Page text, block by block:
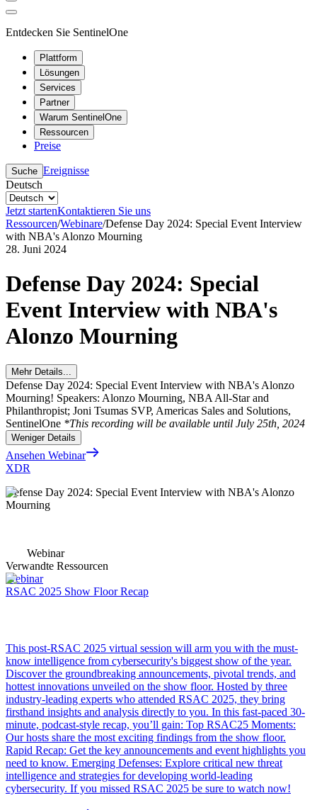
Entdecken Sie SentinelOne
Plattform
Lösungen
Services
Partner
Warum SentinelOne
Ressourcen
Preise
Suche Ereignisse
Deutsch
Jetzt startenKontaktieren Sie uns
Ressourcen/Webinare/Defense Day 2024: Special Event Interview
with NBA's Alonzo Mourning
28. Juni 2024
Defense Day 2024: Special
Event Interview with NBA's
Alonzo Mourning
Mehr Details...
Defense Day 2024: Special Event Interview with NBA's Alonzo
Mourning! Speakers: Alonzo Mourning, NBA All-Star and
Philanthropist; Joni Tsumas SVP, Americas Sales and Solutions,
SentinelOne *This recording will be available until July 25th, 2024
Weniger Details
Ansehen Webinar
XDR
Defense Day 2024: Special Event Interview with NBA's Alonzo
Mourning
Webinar
Verwandte Ressourcen
Webinar
RSAC 2025 Show Floor Recap
This post-RSAC 2025 virtual session will arm you with the must-
know intelligence from cybersecurity's biggest show of the year.
Discover the groundbreaking announcements, pivotal trends, and
hottest innovations unveiled on the show floor. Hosted by three
industry-leading experts who attended RSAC 2025, they bring
firsthand insights and analysis directly to you. In this fast-paced 30-
minute, podcast-style recap, you’ll gain: Top RSAC25 Moments:
Our hosts share the most exciting findings from the show floor.
Rapid Recap: Get the key announcements and event highlights you
need to know. Emerging Defenses: Explore critical new threat
intelligence and strategies for developing world-leading
cybersecurity. If you missed RSAC 2025 be sure to watch now!